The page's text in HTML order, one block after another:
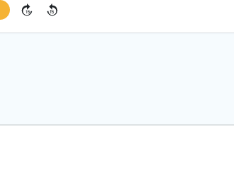
15
15